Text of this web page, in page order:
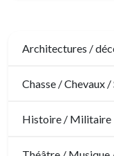
Architectures /
Architecture
Chasse / Chevaux
Chasse
Histoire / Militaire
Militaire